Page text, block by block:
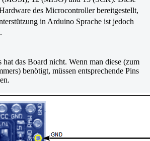
des Microcontroller bereitgestellt,
in Arduino Sprache ist jedoch
das Board nicht. Wenn man diese (zum
benötigt, müssen entsprechende Pins